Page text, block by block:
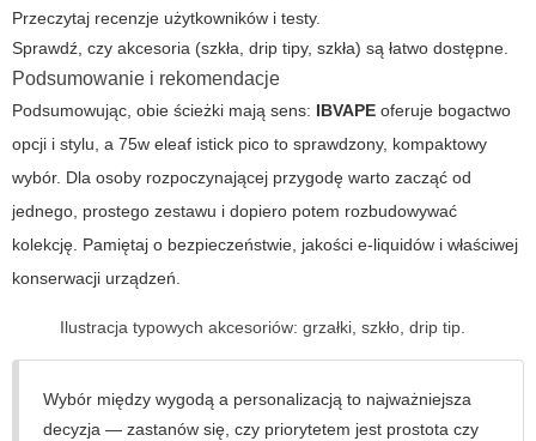
Przeczytaj recenzje użytkowników i testy.
Sprawdź, czy akcesoria (szkła, drip tipy, szkła) są łatwo dostępne.
Podsumowanie i rekomendacje
Podsumowując, obie ścieżki mają sens: IBVAPE oferuje bogactwo
opcji i stylu, a 75w eleaf istick pico to sprawdzony, kompaktowy
wybór. Dla osoby rozpoczynającej przygodę warto zacząć od
jednego, prostego zestawu i dopiero potem rozbudowywać
kolekcję. Pamiętaj o bezpieczeństwie, jakości e-liquidów i właściwej
konserwacji urządzeń.
Ilustracja typowych akcesoriów: grzałki, szkło, drip tip.
Wybór między wygodą a personalizacją to najważniejsza
decyzja — zastanów się, czy priorytetem jest prostota czy